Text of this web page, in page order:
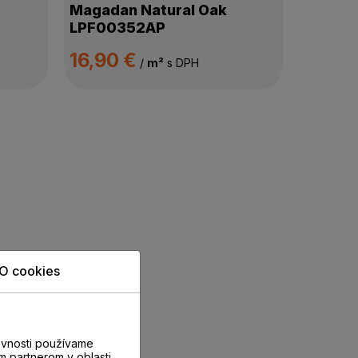
Magadan Natural Oak
LPF00352AP
16,90 € / m² s DPH
O cookies
používame